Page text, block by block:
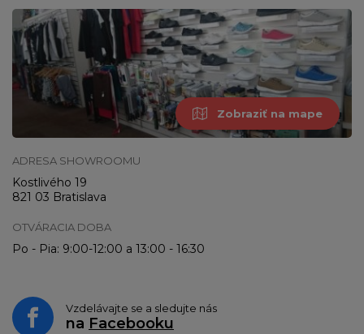
Zobraziť na mape
ADRESA SHOWROOMU
Kostlivého 19
821 03 Bratislava
OTVÁRACIA DOBA
Po - Pia: 9:00-12:00 a 13:00 - 16:30
Vzdelávajte se a sledujte nás
na Facebooku